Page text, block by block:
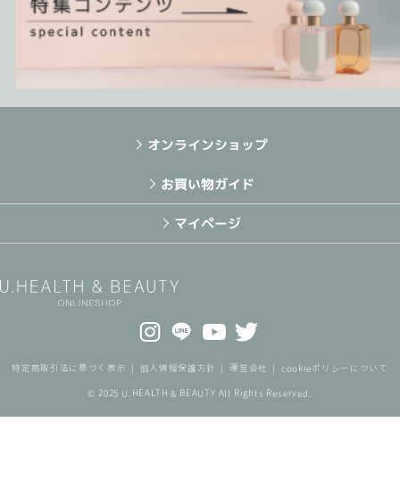
オンラインショップ
お買い物ガイド
マイページ
© 2025 U.HEALTH & BEAUTY All Rights Reserved.
特定商取引法に基づく表示 個人情報保護方針 運営会社 cookieポリシーについて